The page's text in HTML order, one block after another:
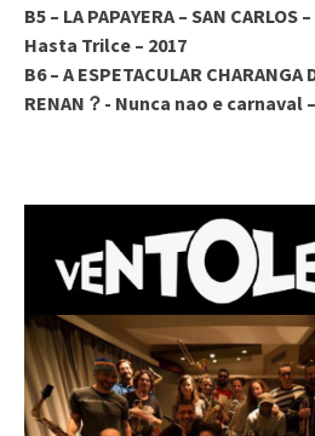
B5 – LA PAPAYERA – SAN
Hasta Trilce – 2017
B6 – A ESPETACULAR CHARANGA
RENAN？- Nunca nao e carnaval